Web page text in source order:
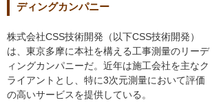
ディングカンパニー
株式会社CSS技術開発（以下CSS技術開発）
は、東京多摩に本社を構える工事測量のリーデ
ィングカンパニーだ。近年は施工会社を主なク
ライアントとし、特に3次元測量において評価
の高いサービスを提供している。